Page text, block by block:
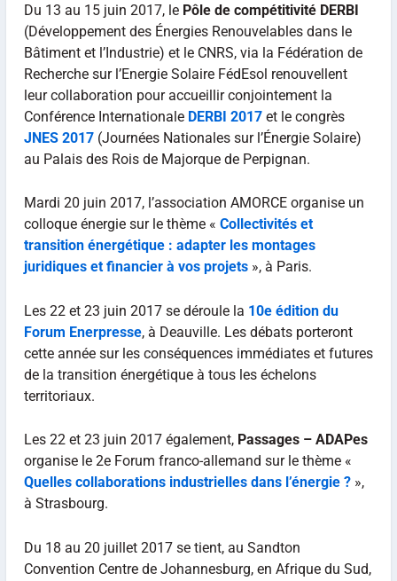
Du 13 au 15 juin 2017, le Pôle de compétitivité DERBI
(Développement des Énergies Renouvelables dans le
Bâtiment et l’Industrie) et le CNRS, via la Fédération de
Recherche sur l’Energie Solaire FédEsol renouvellent
leur collaboration pour accueillir conjointement la
Conférence Internationale DERBI 2017et le congrès
JNES 2017(Journées Nationales sur l’Énergie Solaire)
au Palais des Rois de Majorque de Perpignan.
Mardi 20 juin 2017, l’association AMORCE organise un
colloque énergie sur le thème « Collectivités et
transition énergétique : adapter les montages
juridiques et financier à vos projets», à Paris.
Les 22 et 23 juin 2017 se déroule la 10e édition du
Forum Enerpresse, à Deauville. Les débats porteront
cette année sur les conséquences immédiates et futures
de la transition énergétique à tous les échelons
territoriaux.
Les 22 et 23 juin 2017 également, Passages – ADAPes
organise le 2e Forum franco-allemand sur le thème «
Quelles collaborations industrielles dans l’énergie ?»,
à Strasbourg.
Du 18 au 20 juillet 2017 se tient, au Sandton
Convention Centre de Johannesburg, en Afrique du Sud,